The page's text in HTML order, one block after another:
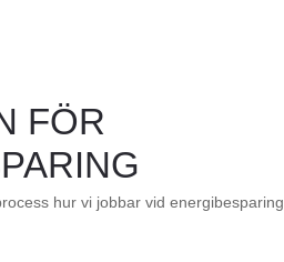
FÖR
hur vi jobbar vid energibesparing